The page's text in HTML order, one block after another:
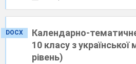
DOCX
Календарно-
10 класу з
рівень)